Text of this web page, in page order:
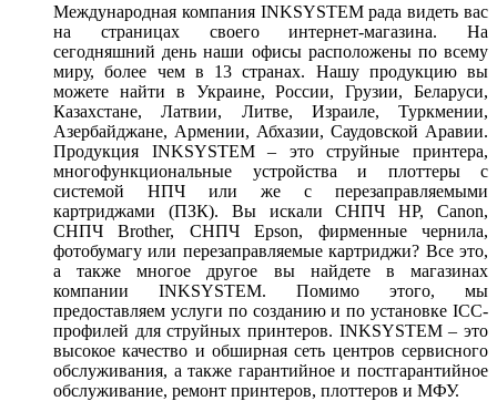
Международная компания INKSYSTEM рада видеть вас
на страницах своего интернет-магазина. На
сегодняшний день наши офисы расположены по всему
миру, более чем в 13 странах. Нашу продукцию вы
можете найти в Украине, России, Грузии, Беларуси,
Казахстане, Латвии, Литве, Израиле, Туркмении,
Азербайджане, Армении, Абхазии, Саудовской Аравии.
Продукция INKSYSTEM – это струйные принтера,
многофункциональные устройства и плоттеры с
системой НПЧ или же с перезаправляемыми
картриджами (ПЗК). Вы искали СНПЧ HP, Canon,
СНПЧ Brother, СНПЧ Epson, фирменные чернила,
фотобумагу или перезаправляемые картриджи? Все это,
а также многое другое вы найдете в магазинах
компании INKSYSTEM. Помимо этого, мы
предоставляем услуги по созданию и по установке ICC-
профилей для струйных принтеров. INKSYSTEM – это
высокое качество и обширная сеть центров сервисного
обслуживания, а также гарантийное и постгарантийное
обслуживание, ремонт принтеров, плоттеров и МФУ.